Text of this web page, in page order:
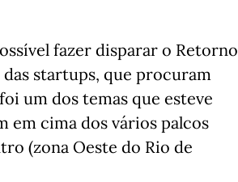
fazer disparar o Retorno
startups, que procuram
um dos temas que esteve
em cima dos vários palcos
(zona Oeste do Rio de